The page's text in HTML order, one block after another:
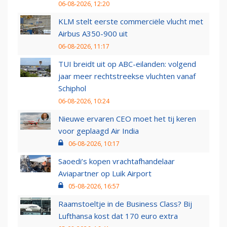
06-08-2026, 12:20
KLM stelt eerste commerciële vlucht met
Airbus A350-900 uit
06-08-2026, 11:17
TUI breidt uit op ABC-eilanden: volgend
jaar meer rechtstreekse vluchten vanaf
Schiphol
06-08-2026, 10:24
Nieuwe ervaren CEO moet het tij keren
voor geplaagd Air India
06-08-2026, 10:17
Saoedi’s kopen vrachtafhandelaar
Aviapartner op Luik Airport
05-08-2026, 16:57
Raamstoeltje in de Business Class? Bij
Lufthansa kost dat 170 euro extra